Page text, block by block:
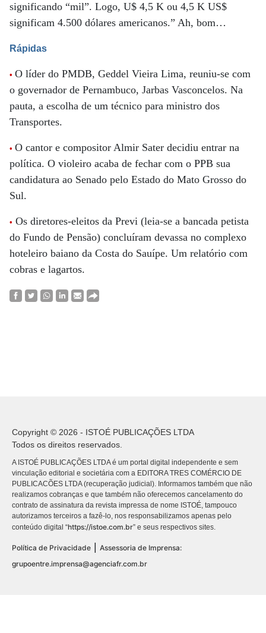
significando “mil”. Logo, U$ 4,5 K ou 4,5 K US$
significam 4.500 dólares americanos.” Ah, bom…
Rápidas
• O líder do PMDB, Geddel Vieira Lima, reuniu-se com
o governador de Pernambuco, Jarbas Vasconcelos. Na
pauta, a escolha de um técnico para ministro dos
Transportes.
• O cantor e compositor Almir Sater decidiu entrar na
política. O violeiro acaba de fechar com o PPB sua
candidatura ao Senado pelo Estado do Mato Grosso do
Sul.
• Os diretores-eleitos da Previ (leia-se a bancada petista
do Fundo de Pensão) concluíram devassa no complexo
hoteleiro baiano da Costa do Sauípe. Um relatório com
cobras e lagartos.
Copyright © 2026 - ISTOÉ PUBLICAÇÕES LTDA
Todos os direitos reservados.
A ISTOÉ PUBLICAÇÕES LTDA é um portal digital independente e sem
vinculação editorial e societária com a EDITORA TRES COMÉRCIO DE
PUBLICACÕES LTDA (recuperação judicial). Informamos também que não
realizamos cobranças e que também não oferecemos cancelamento do
contrato de assinatura da revista impressa de nome ISTOÉ, tampouco
autorizamos terceiros a fazê-lo, nos responsabilizamos apenas pelo
conteúdo digital “https://istoe.com.br” e seus respectivos sites.
Política de Privacidade
Assessoria de Imprensa:
grupoentre.imprensa@agenciafr.com.br